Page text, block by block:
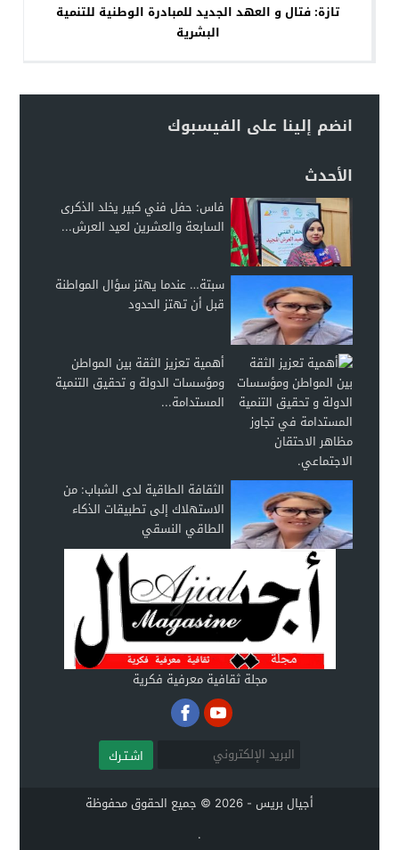
تازة: فتال و العهد الجديد للمبادرة الوطنية للتنمية
البشرية
انضم إلينا على الفيسبوك
الأحدث
فاس: حفل فني كبير يخلد الذكرى
السابعة والعشرين لعيد العرش...
سبتة… عندما يهتز سؤال المواطنة
قبل أن تهتز الحدود
أهمية تعزيز الثقة بين المواطن
ومؤسسات الدولة و تحقيق التنمية
المستدامة...
الثقافة الطاقية لدى الشباب: من
الاستهلاك إلى تطبيقات الذكاء
الطاقي النسقي
مجلة ثقافية معرفية فكرية
اشـتـرك
أجيال بريس - 2026 © جميع الحقوق محفوظة
.